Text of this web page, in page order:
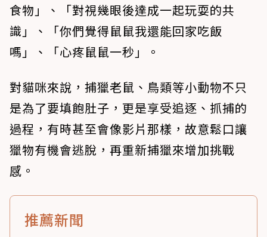
食物」、「對視幾眼後達成一起玩耍的共
識」、「你們覺得鼠鼠我還能回家吃飯
嗎」、「心疼鼠鼠一秒」。
對貓咪來說，捕獵老鼠、鳥類等小動物不只
是為了要填飽肚子，更是享受追逐、抓捕的
過程，有時甚至會像影片那樣，故意鬆口讓
獵物有機會逃脫，再重新捕獵來增加挑戰
感。
推薦新聞